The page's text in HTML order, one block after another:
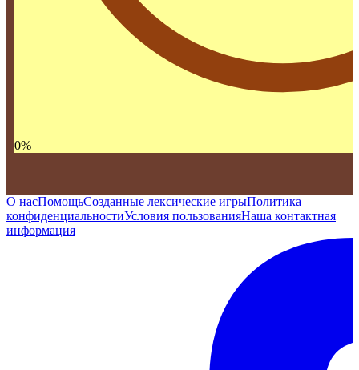
0%
О насПомощьСозданные лексические игрыПолитика
конфиденциальностиУсловия пользованияНаша контактная
информация